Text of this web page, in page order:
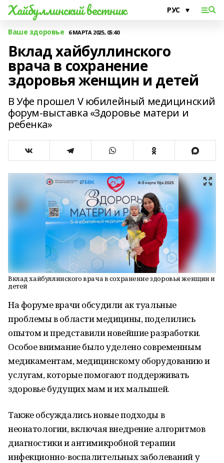
Хайбуллинский вестник
Ваше здоровье 6 МАРТА 2025, 05:40
Вклад хайбуллинского
врача в сохранение
здоровья женщин и детей
В Уфе прошел V юбилейный медицинский
форум-выставка «Здоровье матери и
ребенка»
Вклад хайбуллинского врача в сохранение здоровья женщин и
детей
На форуме врачи обсудили ак туальные
проблемы в области медицины, поделились
опытом и представили новейшие разработки.
Особое внимание было уделено современным
медикаментам, медицинскому оборудованию и
услугам, которые помогают поддерживать
здоровье будущих мам и их малышей.
Также обсуждались новые подходы в
неонатологии, включая внедрение алгоритмов
диагностики и антимикробной терапии
инфекционно-воспалительных заболеваний у